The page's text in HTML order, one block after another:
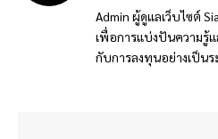
Admin ผู้ดูแลเว็บไซต์
เพื่อการแบ่งปันความรู้แ
กับการลงทุนอย่างเป็น